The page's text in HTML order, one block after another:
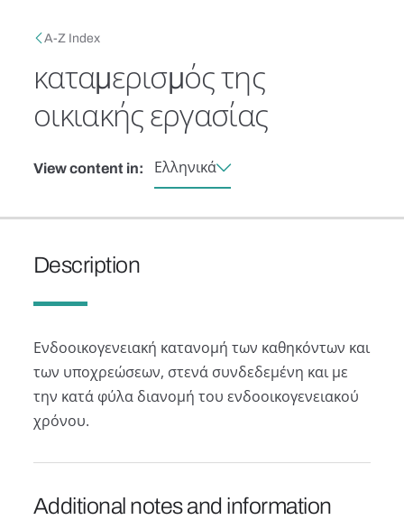
Breadcrumb
A-Z Index
καταμερισμός της
οικιακής εργασίας
View content in: Ελληνικά
Description
Ενδοοικογενειακή κατανομή των καθηκόντων και
των υποχρεώσεων, στενά συνδεδεμένη και με
την κατά φύλα διανομή του ενδοοικογενειακού
χρόνου.
Additional notes and information